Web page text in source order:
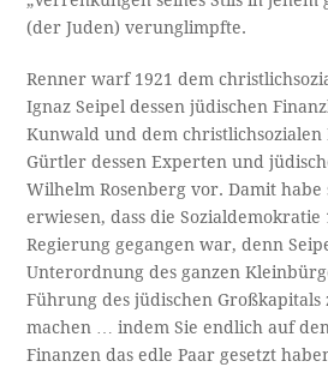
(der Juden) verunglimpfte.
Renner warf 1921 dem
Ignaz Seipel dessen jüdischen
Kunwald und dem christlichsozialen
Gürtler dessen Experten und
Wilhelm Rosenberg vor. Damit habe
erwiesen, dass die Sozialdemokratie
Regierung gegangen war, denn
Unterordnung des ganzen
Führung des jüdischen Großkapitals
machen … indem Sie endlich auf
Finanzen das edle Paar gesetzt